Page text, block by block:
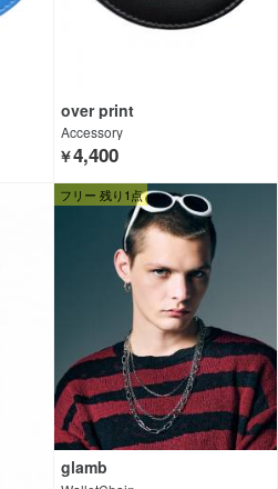
over print
Accessory
￥4,400
フリー 残り1点
glamb